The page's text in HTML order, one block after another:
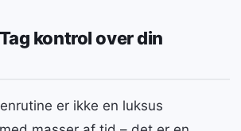
kontrol over din
er ikke en luksus